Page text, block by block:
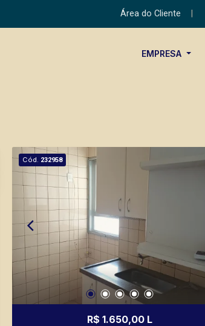
Área do Cliente
EMPRESA
Cód. 232958
R$ 1.650,00 L